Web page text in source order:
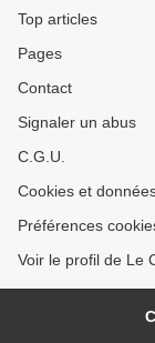
Top articles
Pages
Contact
Signaler un abus
C.G.U.
Cookies et
Préférences
Voir le profil de Le